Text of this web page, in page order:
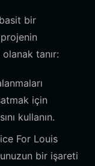
bir
tanır:
için
kullanın.
For Louis
bir işareti